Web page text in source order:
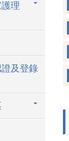
理
及登錄